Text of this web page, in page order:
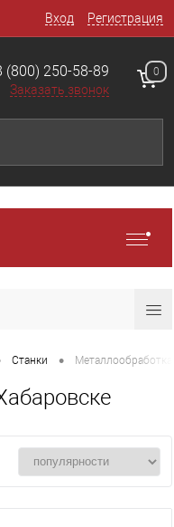
Вход Регистрация
(800) 250-58-89
Заказать звонок
0
Станки • Металлообработка